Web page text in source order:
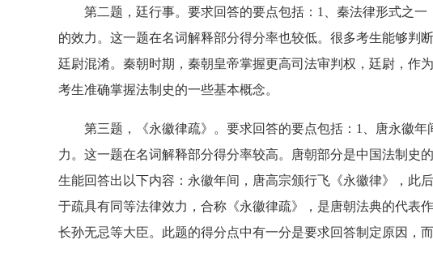
第二题，廷行事。要求回答的要点包括：1、秦法律形式之一
的效力。这一题在名词解释部分得分率也较低。很多考生能够判
廷尉混淆。秦朝时期，秦朝皇帝掌握更高司法审判权，廷尉，
考生准确掌握法制史的一些基本概念。
第三题，《永徽律疏》。要求回答的要点包括：1、唐永徽年
力。这一题在名词解释部分得分率较高。唐朝部分是中国法制史
生能回答出以下内容：永徽年间，唐高宗颁行飞《永徽律》，此
于疏具有同等法律效力，合称《永徽律疏》，是唐朝法典的代表
长孙无忌等大臣。此题的得分点中有一分是要求回答制定原因，